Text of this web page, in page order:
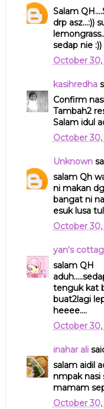
Salam
drp asz...:))
sedap nie :))
October 30,
kasihredha
Confirm
Tambah2
Salam idul
October 30,
Unknown
salam Qh
ni makan
bangat ni
esuk lusa
October 30,
yan's
salam QH
tenguk kat
buat2lagi
heeee....
October 30,
inahar ali
salam aidil
nmpak nasi
mamam
October 30,